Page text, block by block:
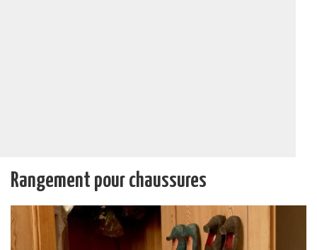
Rangement pour chaussures